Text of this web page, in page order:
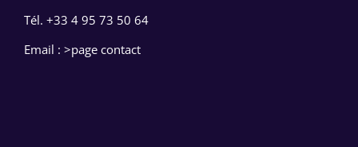
Tél. +33 4 95 73 50 64
Email : >page contact